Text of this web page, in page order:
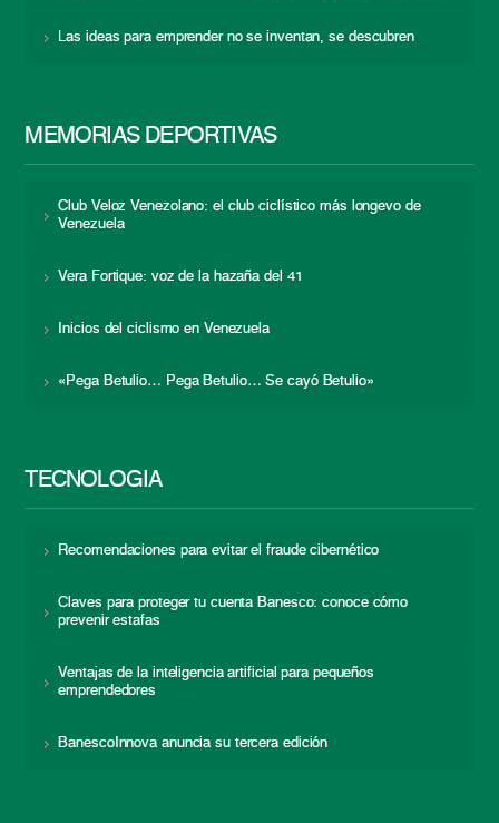
Las ideas para emprender no se inventan, se descubren
MEMORIAS DEPORTIVAS
Club Veloz Venezolano: el club ciclístico más longevo de
Venezuela
Vera Fortique: voz de la hazaña del 41
Inicios del ciclismo en Venezuela
«Pega Betulio… Pega Betulio… Se cayó Betulio»
TECNOLOGÍA
Recomendaciones para evitar el fraude cibernético
Claves para proteger tu cuenta Banesco: conoce cómo
prevenir estafas
Ventajas de la inteligencia artificial para pequeños
emprendedores
BanescoInnova anuncia su tercera edición